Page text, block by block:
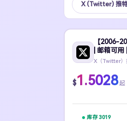
X (Twitter) 推
【2006-
| 邮箱可
X（Twitter）
$1.5028起
库存 3019